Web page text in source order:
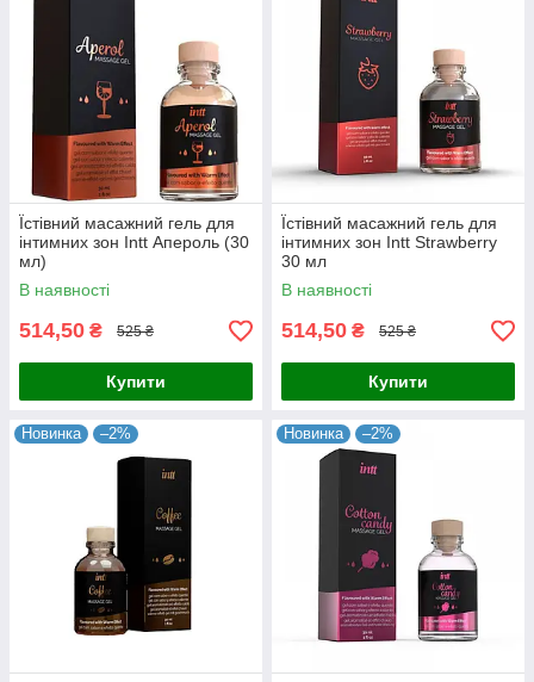
Їстівний масажний гель для
інтимних зон Intt Апероль (30
мл)
В наявності
514,50 ₴ 525 ₴
Купити
Їстівний масажний гель для
інтимних зон Intt Strawberry
30 мл
В наявності
514,50 ₴ 525 ₴
Купити
Новинка –2% Новинка –2%